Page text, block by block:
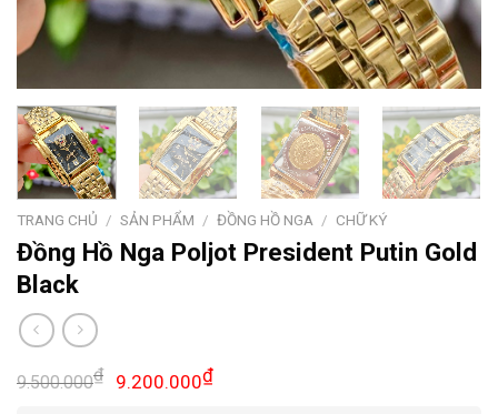
TRANG CHỦ / SẢN PHẨM / ĐỒNG HỒ NGA / CHỮ KÝ
Đồng Hồ Nga Poljot President Putin Gold
Black
9.500.000₫
Giá
9.200.000₫Giá